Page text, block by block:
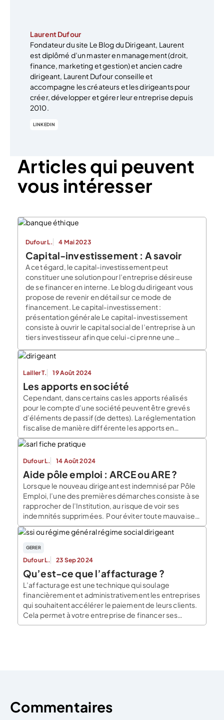
Laurent Dufour
Fondateur du site Le Blog du Dirigeant, Laurent
est diplômé d’un master en management (droit,
finance, marketing et gestion) et ancien cadre
dirigeant, Laurent Dufour conseille et
accompagne les créateurs et les dirigeants pour
créer, développer et gérer leur entreprise depuis
2010.
LINKEDIN
Articles qui peuvent
vous intéresser
Dufour L. 4 Mai 2023
Capital-investissement : A savoir
A cet égard, le capital-investissement peut
constituer une solution pour l’entreprise désireuse
de se financer en interne. Le blog du dirigeant vous
propose de revenir en détail sur ce mode de
financement. Le capital-investissement :
présentation générale Le capital-investissement
consiste à ouvrir le capital social de l’entreprise à un
tiers investisseur afin que celui-ci prenne une
Lailler T. 19 Août 2024
Les apports en société
Cependant, dans certains cas les apports réalisés
pour le compte d’une société peuvent être grevés
d’éléments de passif (de dettes). La réglementation
fiscalise de manière différente les apports en
fonction de leur nature, le blog du dirigeant fait le
point. QUELS SONT LES DIFFÉRENTS TYPES
D’APPORTS EN SOCIÉTÉ ? La création d’une société
nécessite que […]
Dufour L. 14 Août 2024
Aide pôle emploi : ARCE ou ARE ?
Lorsque le nouveau dirigeant est indemnisé par Pôle
Emploi, l’une des premières démarches consiste à se
rapprocher de l’Institution, au risque de voir ses
indemnités supprimées. Pour éviter toute mauvaise
surprise, ne négligez pas Pôle Emploi ! Dans ce
dossier, le Blog du Dirigeant traite le sujet des aides
Pôle Emploi en trois parties distinctes. Dans […]
GERER
Dufour L. 23 Sep 2024
Qu’est-ce que l’affacturage ?
L’affacturage est une technique qui soulage
financièrement et administrativement les entreprises
qui souhaitent accélérer le paiement de leurs clients.
Cela permet à votre entreprise de financer ses
factures, ce qui réduit son besoin en fonds de
Commentaires